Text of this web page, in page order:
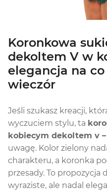
Koronkowa
dekoltem V w
elegancja na
wieczór
Jeśli szukasz kreacji,
wyczuciem stylu, ta
kobiecym dekoltem v
uwagę. Kolor zielony
charakteru, a koronka
przesady. To propozycja
wyraziste, ale nadal